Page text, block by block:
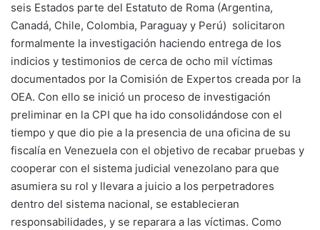
seis Estados parte del Estatuto de Roma (Argentina,
Canadá, Chile, Colombia, Paraguay y Perú) solicitaron
formalmente la investigación haciendo entrega de los
indicios y testimonios de cerca de ocho mil víctimas
documentados por la Comisión de Expertos creada por la
OEA. Con ello se inició un proceso de investigación
preliminar en la CPI que ha ido consolidándose con el
tiempo y que dio pie a la presencia de una oficina de su
fiscalía en Venezuela con el objetivo de recabar pruebas y
cooperar con el sistema judicial venezolano para que
asumiera su rol y llevara a juicio a los perpetradores
dentro del sistema nacional, se establecieran
responsabilidades, y se reparara a las víctimas. Como